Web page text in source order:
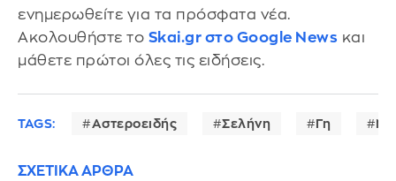
ενημερωθείτε για τα πρόσφατα νέα.
Ακολουθήστε το Skai.gr στο Google News και
μάθετε πρώτοι όλες τις ειδήσεις.
TAGS: Αστεροειδής Σελήνη Γη
ΣΧΕΤΙΚΑ ΑΡΘΡΑ